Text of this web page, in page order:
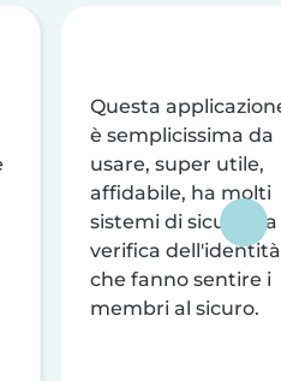
Questa
è semplicissima da
usare, super utile,
affidabile, ha molti
sistemi di sicurezza
verifica dell'identità
che fanno sentire i
membri al sicuro.